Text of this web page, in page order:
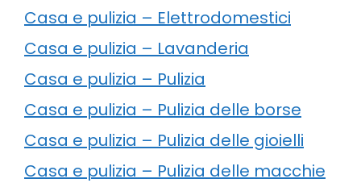
Casa e pulizia – Elettrodomestici
Casa e pulizia – Lavanderia
Casa e pulizia – Pulizia
Casa e pulizia – Pulizia delle borse
Casa e pulizia – Pulizia delle gioielli
Casa e pulizia – Pulizia delle macchie